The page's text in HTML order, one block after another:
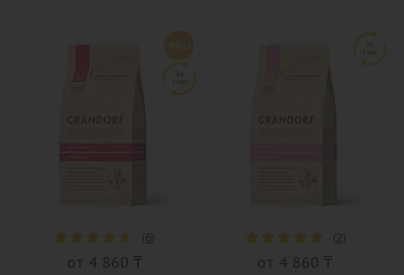
(6)
от 4 860 ₸
(2)
от 4 860 ₸